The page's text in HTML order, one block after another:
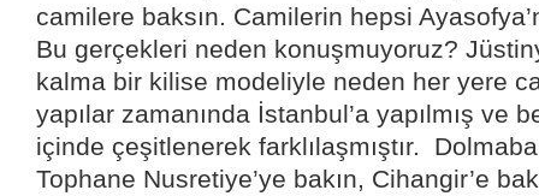
camilere baksın. Camilerin hepsi
Bu gerçekleri neden konuşmuyoruz?
kalma bir kilise modeliyle neden her yere
yapılar zamanında İstanbul’a yapılmış ve
içinde çeşitlenerek farklılaşmıştır.
Tophane Nusretiye’ye bakın, Cihangir’e